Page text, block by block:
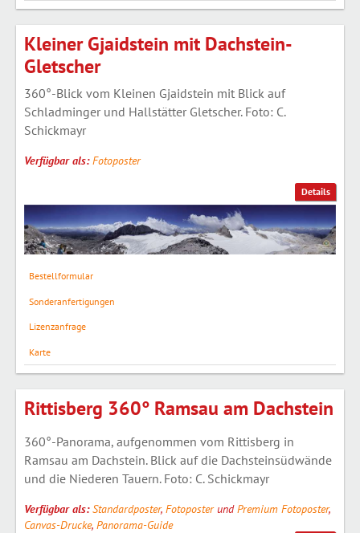
Details
Kleiner Gjaidstein mit Dachstein-
Gletscher
360°-Blick vom Kleinen Gjaidstein mit Blick auf
Schladminger und Hallstätter Gletscher. Foto: C.
Schickmayr
Verfügbar als:Fotoposter
Bestellformular
Sonderanfertigungen
Lizenzanfrage
Karte
Rittisberg 360° Ramsau am Dachstein
360°-Panorama, aufgenommen vom Rittisberg in
Ramsau am Dachstein. Blick auf die Dachsteinsüdwände
und die Niederen Tauern. Foto: C. Schickmayr
Verfügbar als:Standardposter, FotoposterundPremium Fotoposter,
Canvas-Drucke, Panorama-Guide